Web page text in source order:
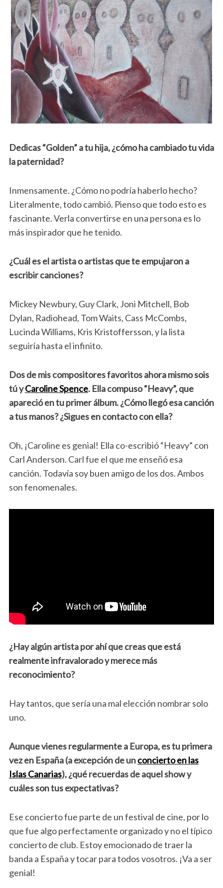
Dedicas “Golden” a tu hija, ¿cómo ha cambiado tu vida
la paternidad?
Inmensamente. ¿Cómo no podría haberlo hecho?
Literalmente, todo cambió. Pienso que todo esto es
fascinante. Verla convertirse en una persona es lo
más inspirador que he tenido.
¿Cuál es el artista o artistas que te empujaron a
escribir canciones?
Mickey Newbury, Guy Clark, Joni Mitchell, Bob
Dylan, Radiohead, Tom Waits, Cass McCombs,
Lucinda Williams, Kris Kristoffersson, y la lista
seguiría hasta el infinito.
Dos de mis compositores favoritos ahora mismo sois
tú yCaroline Spence. Ella compuso “Heavy”, que
apareció en tu primer álbum. ¿Cómo llegó esa canción
a tus manos? ¿Sigues en contacto con ella?
Oh, ¡Caroline es genial! Ella co-escribió “Heavy” con
Carl Anderson. Carl fue el que me enseñó esa
canción. Todavía soy buen amigo de los dos. Ambos
son fenomenales.
¿Hay algún artista por ahí que creas que está
realmente infravalorado y merece más
reconocimiento?
Hay tantos, que sería una mal elección nombrar solo
uno.
Aunque vienes regularmente a Europa, es tu primera
vez en España (a excepción de unconcierto en las
Islas Canarias), ¿qué recuerdas de aquel show y
cuáles son tus expectativas?
Ese concierto fue parte de un festival de cine, por lo
que fue algo perfectamente organizado y no el típico
concierto de club. Estoy emocionado de traer la
banda a España y tocar para todos vosotros. ¡Va a ser
genial!